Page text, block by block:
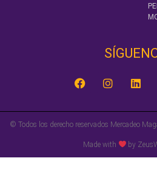
© Todos los derecho reservados Mercadeo
Made with by